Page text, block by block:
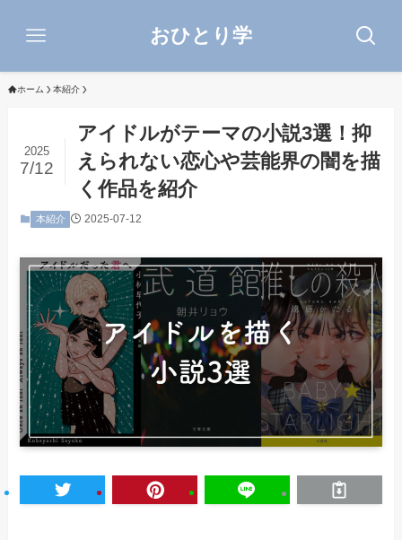
おひとり学
ホーム 本紹介
アイドルがテーマの小説3選！抑
えられない恋心や芸能界の闇を描
く作品を紹介
2025
7/12
本紹介 2025-07-12